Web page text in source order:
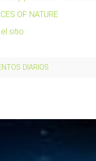
OF NATURE
sitio
DIARIOS